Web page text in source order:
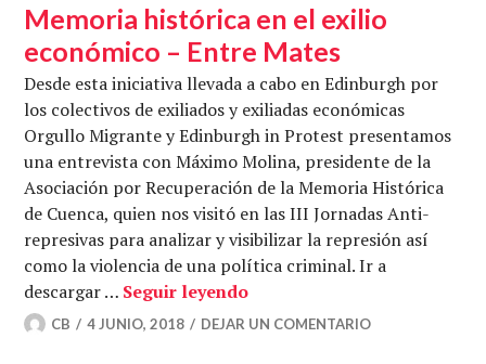
Memoria histórica en el exilio
económico – Entre Mates
Desde esta iniciativa llevada a cabo en Edinburgh por
los colectivos de exiliados y exiliadas económicas
Orgullo Migrante y Edinburgh in Protest presentamos
una entrevista con Máximo Molina, presidente de la
Asociación por Recuperación de la Memoria Histórica
de Cuenca, quien nos visitó en las III Jornadas Anti-
represivas para analizar y visibilizar la represión así
como la violencia de una política criminal. Ir a
descargar … Seguir leyendoMemoria histórica en el
CB 4 JUNIO, 2018 DEJAR UN COMENTARIO